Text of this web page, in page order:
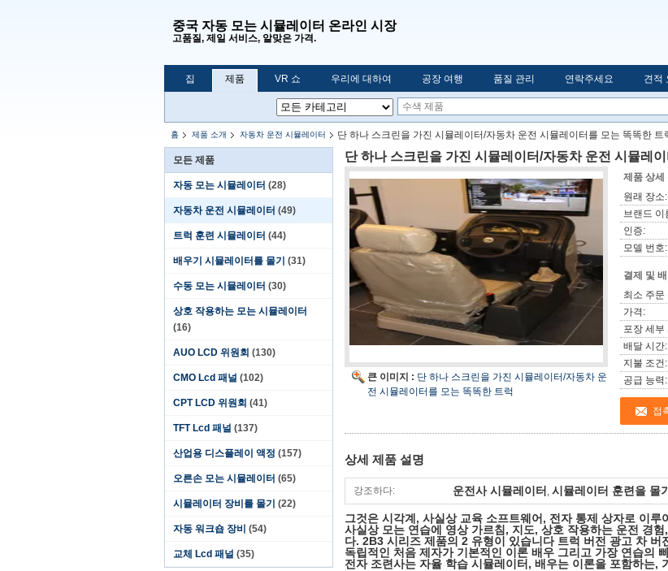
중국 자동 모는 시뮬레이터 온라인 시장
고품질, 제일 서비스, 알맞은 가격.
집 제품 VR 쇼 우리에 대하여 공장 여행 품질 관리 연락주세요 견적
홈 제품 소개 자동차 운전 시뮬레이터 단 하나 스크린을 가진 시뮬레이터/자동차 운전 시뮬레이터를 모는 똑똑한 트
모든 제품
자동 모는 시뮬레이터 (28)
자동차 운전 시뮬레이터 (49)
트럭 훈련 시뮬레이터 (44)
배우기 시뮬레이터를 몰기 (31)
수동 모는 시뮬레이터 (30)
상호 작용하는 모는 시뮬레이터
(16)
AUO LCD 위원회 (130)
CMO Lcd 패널 (102)
CPT LCD 위원회 (41)
TFT Lcd 패널 (137)
산업용 디스플레이 액정 (157)
오른손 모는 시뮬레이터 (65)
시뮬레이터 장비를 몰기 (22)
자동 워크숍 장비 (54)
교체 Lcd 패널 (35)
단 하나 스크린을 가진 시뮬레이터/자동차 운전 시뮬레
큰 이미지 : 단 하나 스크린을 가진 시뮬레이터/자동차 운
전 시뮬레이터를 모는 똑똑한 트럭
제품 상세
원래 장소:
브랜드 이
인증:
모델 번호:
결제 및
최소 주문
가격:
포장 세부
배달 시간:
지불 조건:
공급 능력:
접
상세 제품 설명
강조하다: 운전사 시뮬레이터 , 시뮬레이터 훈련을 몰기
그것은 시각계, 사실상 교육 소프트웨어, 전자 통제 상자로 이
사실상 모는 연습에 영상 가르침, 지도, 상호 작용하는 운전 경
다. 2B3 시리즈 제품의 2 유형이 있습니다 트럭 버전 광고 차 버
독립적인 처음 제자가 기본적인 이론 배우 그리고 가장 연습의
전자 조련사는 자율 학습 시뮬레이터, 배우는 이론을 포함하는,